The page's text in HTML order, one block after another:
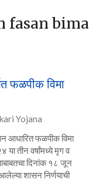
fasan bima
फळपीक विमा
Yojana
आधारित फळपीक विमा
तीन वर्षांमध्ये मृग व
दिनांक १८ जून
शासन निर्णयाची